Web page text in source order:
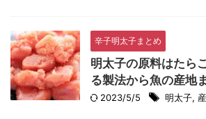
辛子明太子まとめ
明太子の原料はたら
る製法から魚の産地
2023/5/5 明太子,